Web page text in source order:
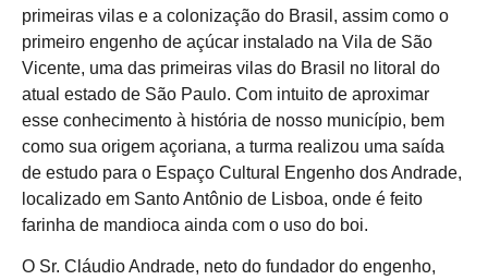
primeiras vilas e a colonização do Brasil, assim como o
primeiro engenho de açúcar instalado na Vila de São
Vicente, uma das primeiras vilas do Brasil no litoral do
atual estado de São Paulo. Com intuito de aproximar
esse conhecimento à história de nosso município, bem
como sua origem açoriana, a turma realizou uma saída
de estudo para o Espaço Cultural Engenho dos Andrade,
localizado em Santo Antônio de Lisboa, onde é feito
farinha de mandioca ainda com o uso do boi.
O Sr. Cláudio Andrade, neto do fundador do engenho,